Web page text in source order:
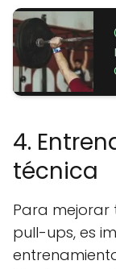
4.
técnica
Para mejorar
pull-ups, es